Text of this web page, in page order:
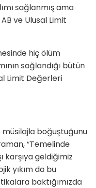
sağlanmış ama
ve Ulusal Limit
hiç ölüm
sağlandığı bütün
Limit Değerleri
boğuştuğunu
“Temelinde
karşıya geldiğimiz
yıkım da bu
baktığımızda